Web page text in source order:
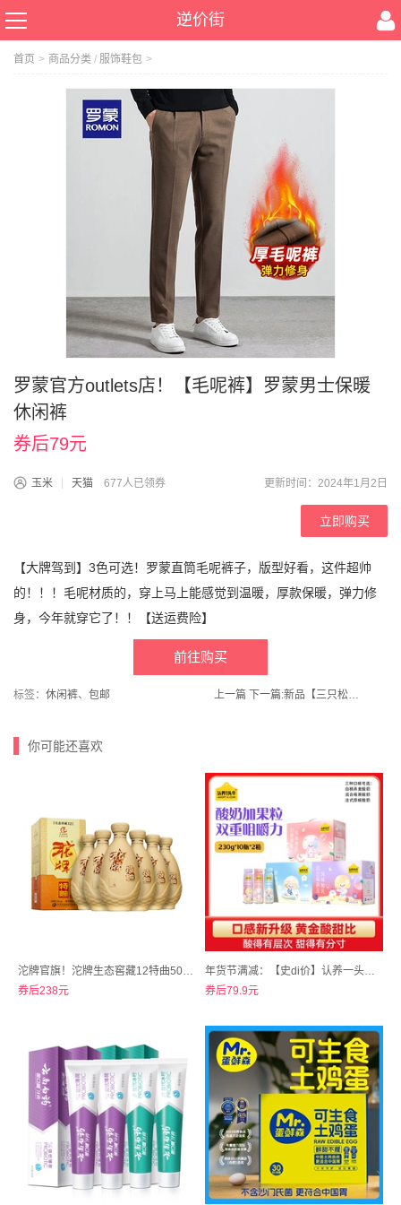
逆价街
首页 > 商品分类 / 服饰鞋包 >
罗蒙官方outlets店！【毛呢裤】罗蒙男士保暖
休闲裤
券后79元
玉米 天猫 677人已领券 更新时间：2024年1月2日
立即购买
【大牌驾到】3色可选！罗蒙直筒毛呢裤子，版型好看，这件超帅
的！！！毛呢材质的，穿上马上能感觉到温暖，厚款保暖，弹力修
身，今年就穿它了！！【送运费险】
前往购买
标签： 休闲裤、 包邮 上一篇 下一篇: 新品【三只松鼠_桃酥礼盒800g】
你可能还喜欢
沱牌官旗！沱牌生态窖藏12特曲50度500ml*6瓶浓香白酒
券后238元
年货节满减：【史di价】认养一头牛高端法式风味酸奶230g*10瓶*2箱多口味
券后79.9元